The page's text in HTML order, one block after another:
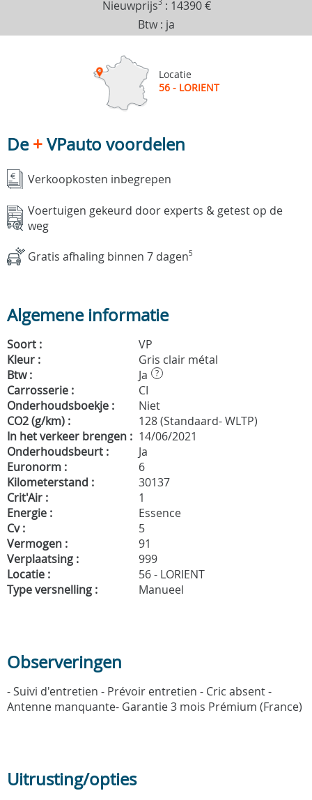
Nieuwprijs3 : 14390 €
Btw : ja
Locatie
56 - LORIENT
De+VPauto voordelen
Verkoopkosten inbegrepen
Voertuigen gekeurd door experts & getest op de
weg
Gratis afhaling binnen 7 dagen5
Algemene informatie
Soort :
VP
Kleur :
Gris clair métal
Btw :
Ja ?
Carrosserie :
CI
Onderhoudsboekje :
Niet
CO2 (g/km) :
128 (Standaard- WLTP)
In het verkeer brengen : 14/06/2021
Onderhoudsbeurt :
Ja
Euronorm :
6
Kilometerstand :
30137
Crit'Air :
1
Energie :
Essence
Cv :
5
Vermogen :
91
Verplaatsing :
999
Locatie :
56 - LORIENT
Type versnelling :
Manueel
Observeringen
- Suivi d'entretien - Prévoir entretien - Cric absent -
Antenne manquante- Garantie 3 mois Prémium (France)
Uitrusting/opties